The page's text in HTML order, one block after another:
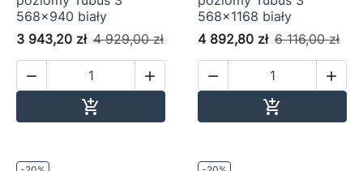
568x940 biały
3 943,20 zł 4 929,00 zł
 

568x1168 biały
4 892,80 zł 6 116,00 zł
 
